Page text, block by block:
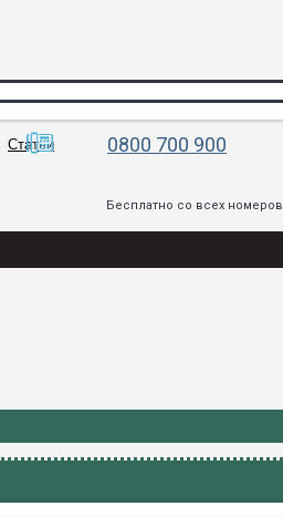
Статьи 0800 700 900
Бесплатно со всех номеров